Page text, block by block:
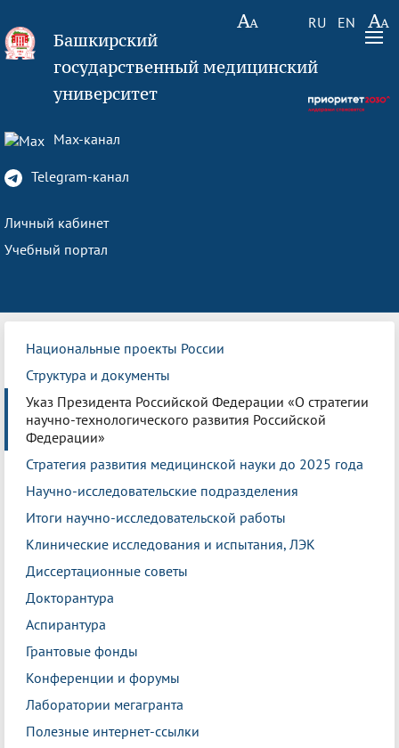
RU EN
Башкирский
государственный медицинский
университет
Max-канал
Telegram-канал
Личный кабинет
Учебный портал
Национальные проекты России
Структура и документы
Указ Президента Российской Федерации «О стратегии
научно-технологического развития Российской
Федерации»
Стратегия развития медицинской науки до 2025 года
Научно-исследовательские подразделения
Итоги научно-исследовательской работы
Клинические исследования и испытания, ЛЭК
Диссертационные советы
Докторантура
Аспирантура
Грантовые фонды
Конференции и форумы
Лаборатории мегагранта
Полезные интернет-ссылки